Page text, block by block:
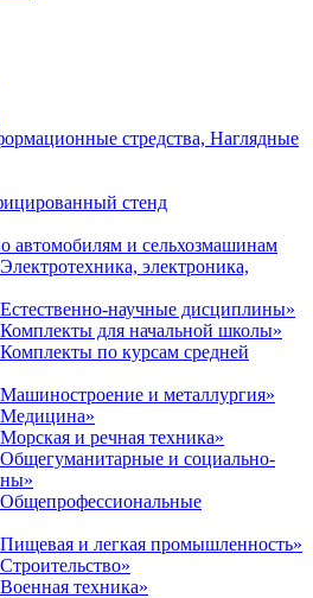
стредства, Наглядные
стенд
автомобилям и сельхозмашинам
электроника,
научные дисциплины»
для начальной школы»
по курсам средней
и металлургия»
и речная техника»
и социально-
и легкая промышленность»
техника»